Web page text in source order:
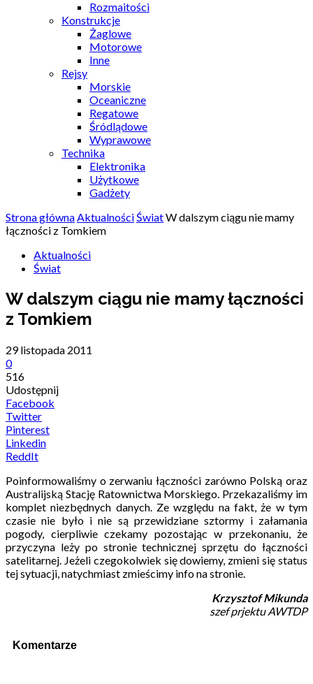
Rozmaitości
Konstrukcje
Żaglowe
Motorowe
Inne
Rejsy
Morskie
Oceaniczne
Regatowe
Śródlądowe
Wyprawowe
Technika
Elektronika
Użytkowe
Gadżety
Strona głównaAktualnościŚwiatW dalszym ciągu nie mamy
łączności z Tomkiem
Aktualności
Świat
W dalszym ciągu nie mamy łączności
z Tomkiem
29 listopada 2011
0
516
Udostępnij
Facebook
Twitter
Pinterest
Linkedin
ReddIt
Poinformowaliśmy o zerwaniu łączności zarówno Polską oraz
Australijską Stację Ratownictwa Morskiego. Przekazaliśmy im
komplet niezbędnych danych. Ze względu na fakt, że w tym
czasie nie było i nie są przewidziane sztormy i załamania
pogody, cierpliwie czekamy pozostając w przekonaniu, że
przyczyna leży po stronie technicznej sprzętu do łączności
satelitarnej. Jeżeli czegokolwiek się dowiemy, zmieni się status
tej sytuacji, natychmiast zmieścimy info na stronie.
Krzysztof Mikunda
szef prjektu AWTDP
Komentarze